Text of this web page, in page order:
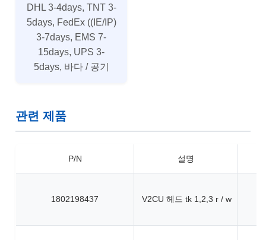
DHL 3-4days, TNT 3-
5days, FedEx ((IE/IP)
3-7days, EMS 7-
15days, UPS 3-
5days, 바다 / 공기
관련 제품
P/N 설명
1802198437 V2CU 헤드 tk 1,2,3 r / w